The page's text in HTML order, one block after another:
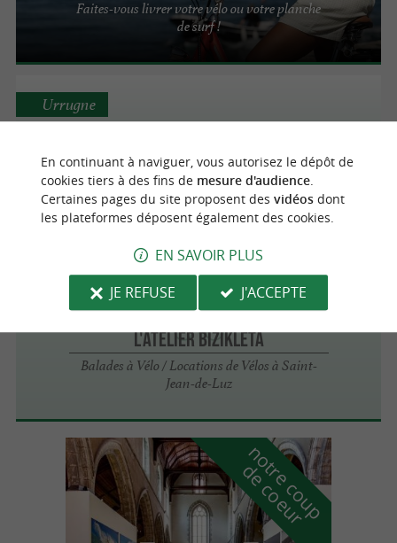
Faites-vous livrer votre vélo ou votre planche
de surf !
Vélo Dopé
Balades à Vélo / Locations de Vélos à
Urrugne
Urrugne
L'Atelier Bizikleta
Balades à Vélo / Locations de Vélos à Saint-
Jean-de-Luz
Saint-Jean-de-Luz
n
o
t
r
e
c
o
u
p
d
e
c
o
e
u
r
En continuant à naviguer, vous autorisez le dépôt de
cookies tiers à des fins de mesure d'audience.
Certaines pages du site proposent des vidéosdont
les plateformes déposent également des cookies.
EN SAVOIR PLUS
JE REFUSE
J'ACCEPTE